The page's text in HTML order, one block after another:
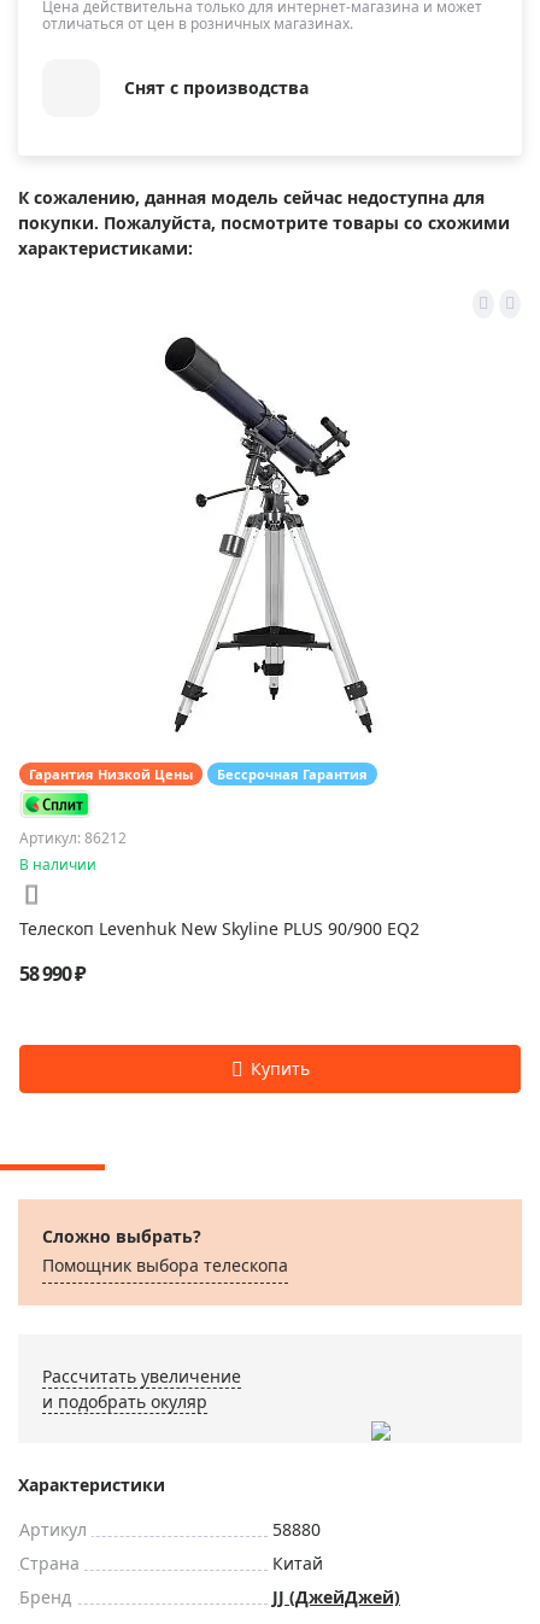
Цена действительна только для интернет-магазина и может
отличаться от цен в розничных магазинах.
Снят с производства
К сожалению, данная модель сейчас недоступна для
покупки. Пожалуйста, посмотрите товары со схожими
характеристиками:
Гарантия Низкой Цены Бессрочная Гарантия
Артикул: 86212
В наличии
Телескоп Levenhuk New Skyline PLUS 90/900 EQ2
58 990 ₽
Сложно выбрать?
Помощник выбора телескопа
Рассчитать увеличение
и подобрать окуляр
Характеристики
Артикул
58880
Страна
Китай
Бренд
JJ (ДжейДжей)